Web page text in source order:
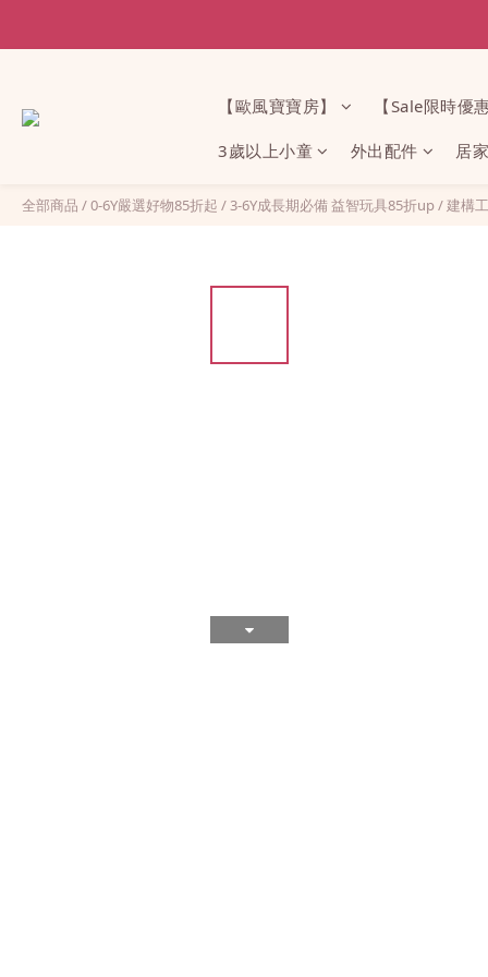
【歐風寶寶房】 【Sale限時優
3歲以上小童 外出配件 居
全部商品 /0-6Y嚴選好物85折起 /3-6Y成長期必備 益智玩具85折up/ 建構